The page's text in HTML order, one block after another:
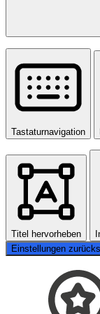
Tastaturnavigation
Titel hervorheben
Einstellungen